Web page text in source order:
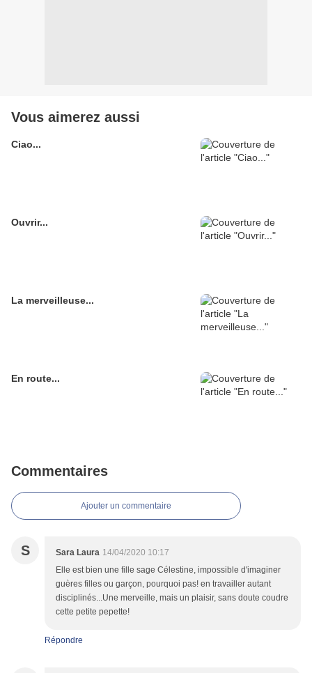
Vous aimerez aussi
Ciao...
Ouvrir...
La merveilleuse...
En route...
Commentaires
Ajouter un commentaire
S Sara Laura 14/04/2020 10:17
Elle est bien une fille sage Célestine, impossible d'imaginer
guères filles ou garçon, pourquoi pas! en travailler autant
disciplinés...Une merveille, mais un plaisir, sans doute coudre
cette petite pepette!
Répondre